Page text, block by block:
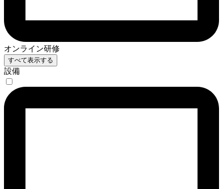
オンライン研修
すべて表示する
設備